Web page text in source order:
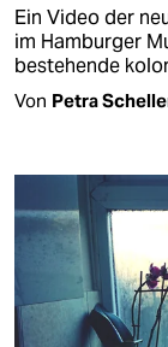
Ein Video der
im Hamburger
bestehende
Von Petra